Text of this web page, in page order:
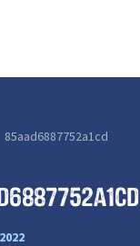
85aad6887752a1cd